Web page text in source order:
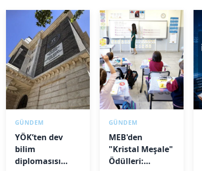
GÜNDEM
YÖK’ten dev
bilim
diplomasısı
GÜNDEM
MEB'den
"Kristal Meşale"
Ödülleri: